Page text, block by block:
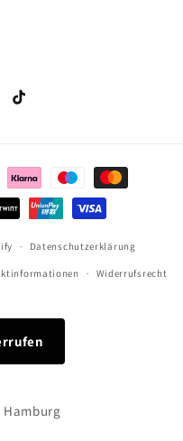
TikTok
Datenschutzerklärung
Widerrufsrecht
Hamburg